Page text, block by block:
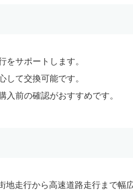
サポートします。
て交換可能です。
前の確認がおすすめです。
走行から高速道路走行まで幅